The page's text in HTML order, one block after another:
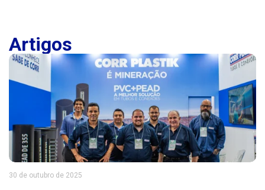
Artigos
30 de outubro de 2025